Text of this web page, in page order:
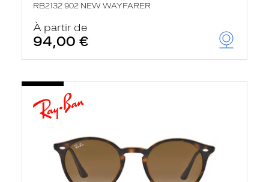
RB2132 902 NEW WAYFARER
À partir de
94,00 €